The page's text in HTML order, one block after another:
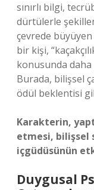
sınırlı bilgi,
dürtülerle
çevrede
bir kişi,
konusunda
Burada, bilişsel
ödül beklentisi
Karakterin,
etmesi, bilişsel
içgüdüsünün
Duygusal